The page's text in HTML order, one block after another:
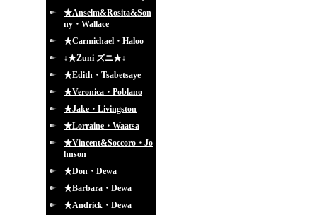
★Anselm&Rosita&Son
ny・Wallace
★Carmichael・Haloo
↓★Zuni ズニ★↓
★Edith・Tsabetsaye
★Veronica・Poblano
★Jake・Livingston
★Lorraine・Waatsa
★Vincent&Soccoro・Jo
hnson
★Don・Dewa
★Barbara・Dewa
★Andrick・Dewa